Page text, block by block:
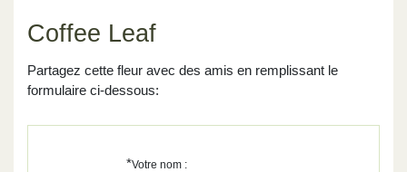
Coffee Leaf
Partagez cette fleur avec des amis en remplissant le
formulaire ci-dessous:
*Votre nom :